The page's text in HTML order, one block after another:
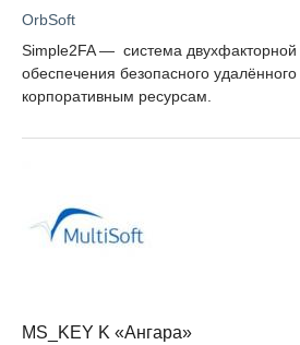
OrbSoft
Simple2FA — система двухфакторной
обеспечения безопасного удалённого
корпоративным ресурсам.
MS_KEY K «Ангара»